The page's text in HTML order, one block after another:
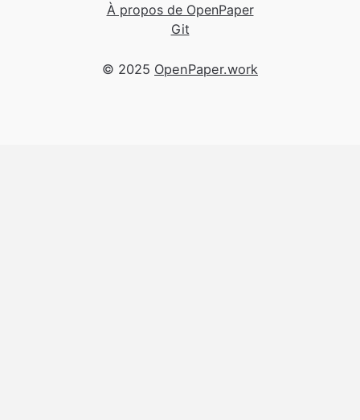
À propos de OpenPaper
Git
© 2025 OpenPaper.work